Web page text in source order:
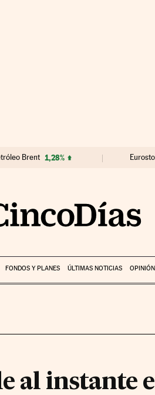
Brent 1,28%
FONDOS Y PLANES ÚLTIMAS NOTICIAS OPINIÓN
al instante